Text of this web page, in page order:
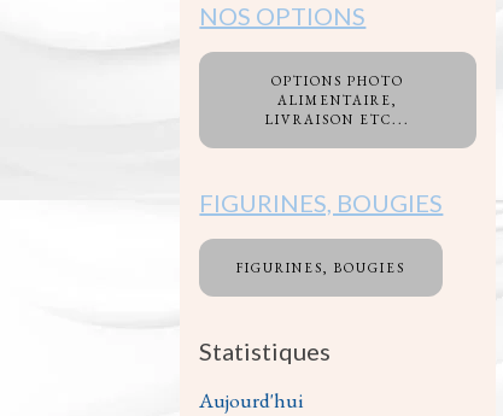
NOS OPTIONS
OPTIONS PHOTO
ALIMENTAIRE,
LIVRAISON ETC...
FIGURINES, BOUGIES
FIGURINES, BOUGIES
Statistiques
Aujourd'hui